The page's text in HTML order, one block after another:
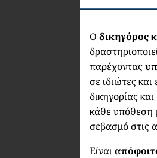
Οδικηγόρος
παρέχοντας
σε ιδιώτες
δικηγορίας και
κάθε υπόθεση
σεβασμό στις
Είναι